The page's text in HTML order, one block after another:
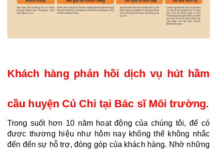
Khách hàng phản hồi dịch vụ hút hầm
cầu huyện Củ Chi tại Bác sĩ Môi trường.
Trong suốt hơn 10 năm hoạt động của chúng tôi, để có
được thương hiệu như hôm nay không thể không nhắc
đến đến sự hỗ trợ, đóng góp của khách hàng. Nhờ những